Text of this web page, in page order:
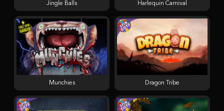
Munchies Dragon Tribe
Jingle Balls Harlequin Carnival